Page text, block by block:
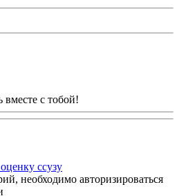
вместе с тобой!
ссузу
необходимо авторизироваться